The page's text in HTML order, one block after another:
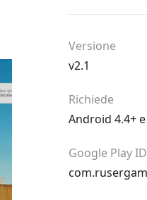
Versione
v2.1
Richiede
Google Play ID